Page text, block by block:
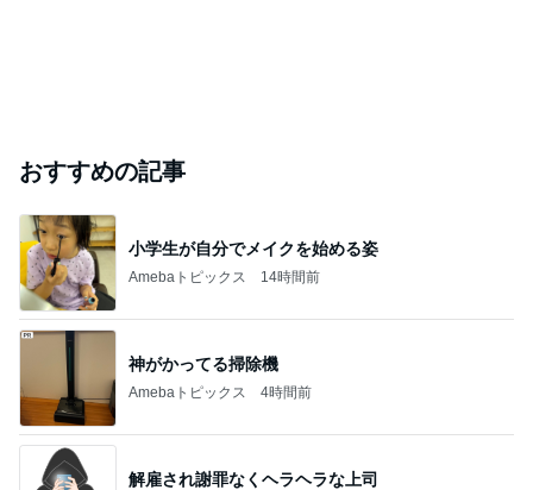
おすすめの記事
小学生が自分でメイクを始める姿
Amebaトピックス 14時間前
神がかってる掃除機
Amebaトピックス 4時間前
解雇され謝罪なくヘラヘラな上司